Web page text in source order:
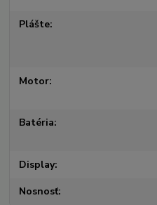
Plášte
Motor
Batéria
Display
Nosnosť